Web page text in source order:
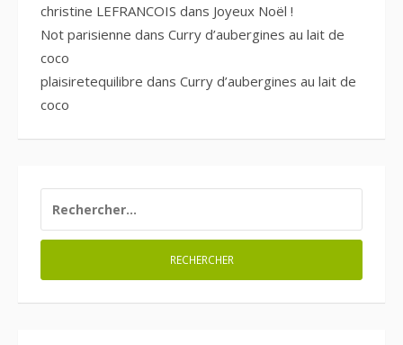
christine LEFRANCOIS dans Joyeux Noël !
Not parisienne dans Curry d’aubergines au lait de
coco
plaisiretequilibre dans Curry d’aubergines au lait de
coco